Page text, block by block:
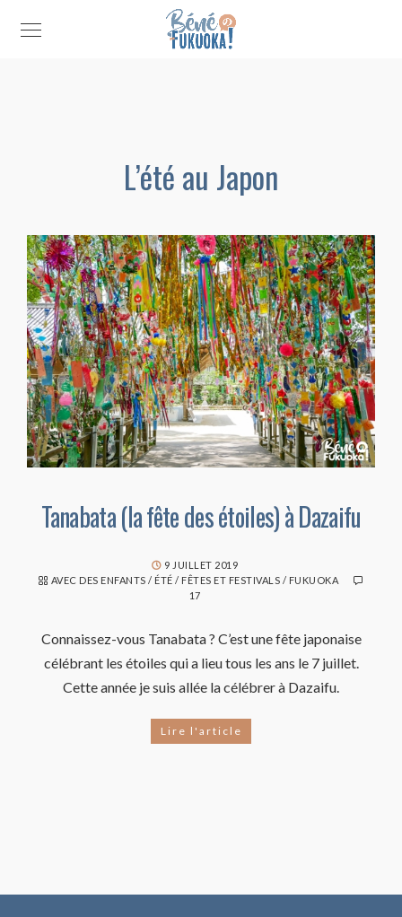
L’été au Japon
Tanabata (la fête des étoiles) à Dazaifu
9 JUILLET 2019
AVEC DES ENFANTS / ÉTÉ / FÊTES ET FESTIVALS / FUKUOKA
17
Connaissez-vous Tanabata ? C’est une fête japonaise
célébrant les étoiles qui a lieu tous les ans le 7 juillet.
Cette année je suis allée la célébrer à Dazaifu.
Lire l'article